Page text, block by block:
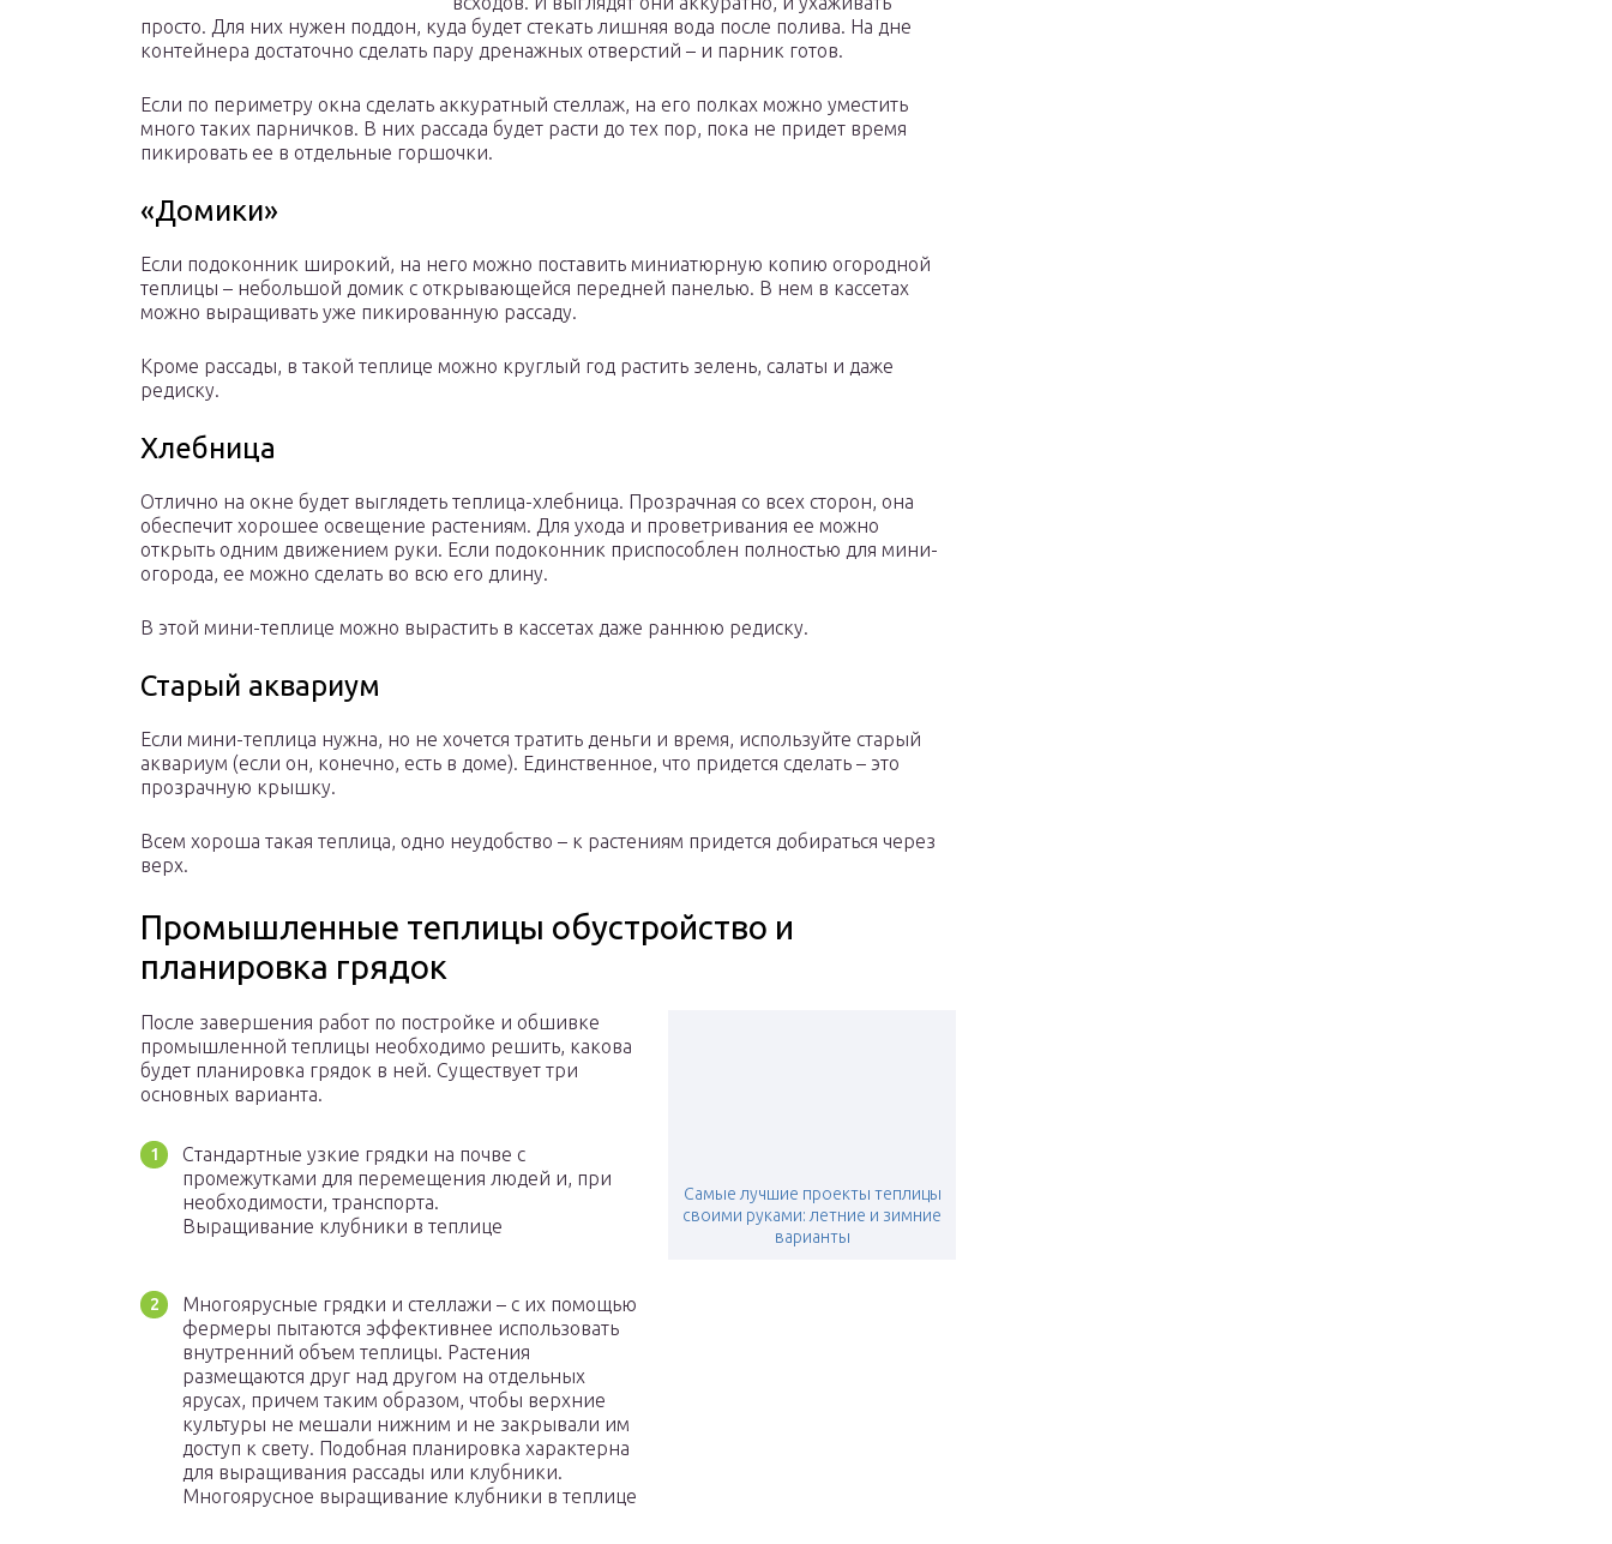
просто. Для них нужен поддон, куда будет стекать лишняя вода после полива. На дне
контейнера достаточно сделать пару дренажных отверстий – и парник готов.
Если по периметру окна сделать аккуратный стеллаж, на его полках можно уместить
много таких парничков. В них рассада будет расти до тех пор, пока не придет время
пикировать ее в отдельные горшочки.
«Домики»
Если подоконник широкий, на него можно поставить миниатюрную копию огородной
теплицы – небольшой домик с открывающейся передней панелью. В нем в кассетах
можно выращивать уже пикированную рассаду.
Кроме рассады, в такой теплице можно круглый год растить зелень, салаты и даже
редиску.
Хлебница
Отлично на окне будет выглядеть теплица-хлебница. Прозрачная со всех сторон, она
обеспечит хорошее освещение растениям. Для ухода и проветривания ее можно
открыть одним движением руки. Если подоконник приспособлен полностью для мини-
огорода, ее можно сделать во всю его длину.
В этой мини-теплице можно вырастить в кассетах даже раннюю редиску.
Старый аквариум
Если мини-теплица нужна, но не хочется тратить деньги и время, используйте старый
аквариум (если он, конечно, есть в доме). Единственное, что придется сделать – это
прозрачную крышку.
Всем хороша такая теплица, одно неудобство – к растениям придется добираться через
верх.
Промышленные теплицы обустройство и
планировка грядок
Самые лучшие проекты теплицы
своими руками: летние и зимние
варианты
После завершения работ по постройке и обшивке
промышленной теплицы необходимо решить, какова
будет планировка грядок в ней. Существует три
основных варианта.
Стандартные узкие грядки на почве с
промежутками для перемещения людей и, при
необходимости, транспорта.
Выращивание клубники в теплице
Многоярусные грядки и стеллажи – с их помощью
фермеры пытаются эффективнее использовать
внутренний объем теплицы. Растения
размещаются друг над другом на отдельных
ярусах, причем таким образом, чтобы верхние
культуры не мешали нижним и не закрывали им
доступ к свету. Подобная планировка характерна
для выращивания рассады или клубники.
Многоярусное выращивание клубники в теплице